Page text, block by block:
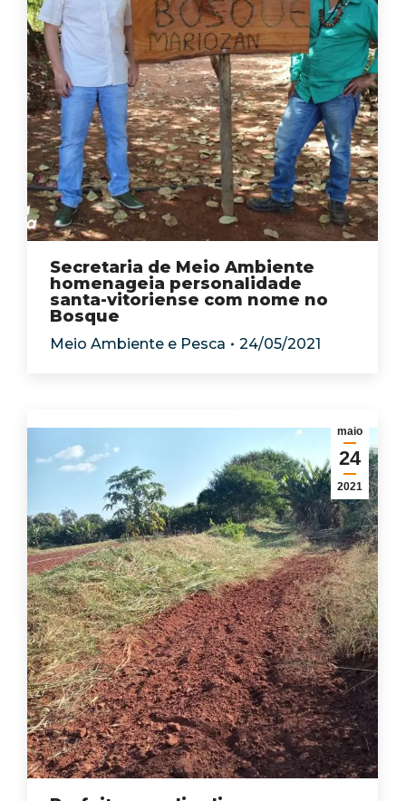
Secretaria de Meio Ambiente
homenageia personalidade
santa-vitoriense com nome no
Bosque
Meio Ambiente e Pesca 24/05/2021
maio
24
2021